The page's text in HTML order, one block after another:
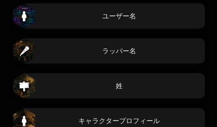
ユーザー名
ラッパー名
姓
キャラクタープロフィール